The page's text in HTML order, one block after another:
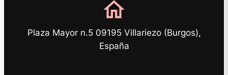
home
Plaza Mayor n.5 09195 Villariezo (Burgos),
España